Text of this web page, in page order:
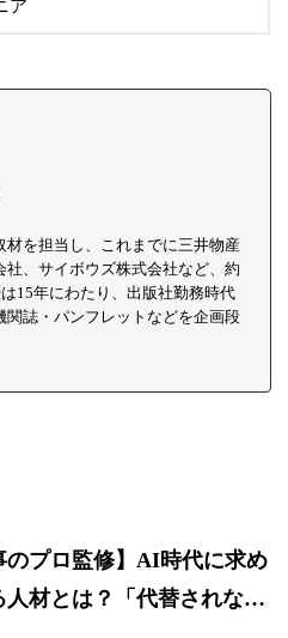
ア
を担当し、これまでに三井物産
、サイボウズ株式会社など、約
15年にわたり、出版社勤務時代
誌・パンフレットなどを企画段
のプロ監修】AI時代に求め
人材とは？「代替されない